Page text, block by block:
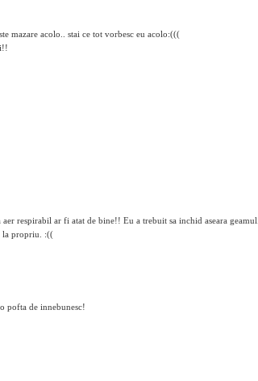
mazare acolo.. stai ce tot vorbesc eu acolo:(((
respirabil ar fi atat de bine!! Eu a trebuit sa inchid aseara geamul..
la propriu. :((
pofta de innebunesc!